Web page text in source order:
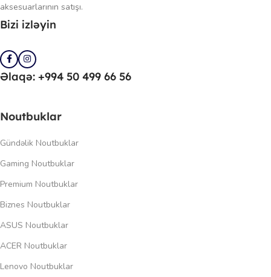
aksesuarlarının satışı.
Bizi izləyin
Əlaqə: +994 50 499 66 56
Noutbuklar
Gündəlik Noutbuklar
Gaming Noutbuklar
Premium Noutbuklar
Biznes Noutbuklar
ASUS Noutbuklar
ACER Noutbuklar
Lenovo Noutbuklar